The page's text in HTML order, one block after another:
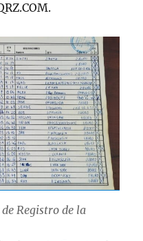
Registro de la